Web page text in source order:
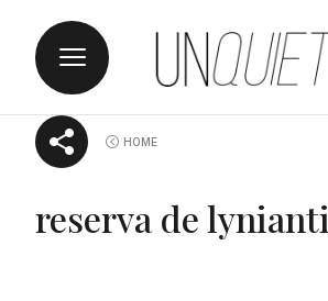
Skip
UNQUIET
HOME
reserva de lynianti